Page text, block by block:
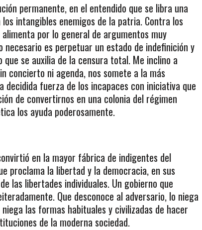
permanente, en el entendido que se libra una
intangibles enemigos de la patria. Contra los
por lo general de argumentos muy
es perpetuar un estado de indefinición y
se auxilia de la censura total. Me inclino a
concierto ni agenda, nos somete a la más
decidida fuerza de los incapaces con iniciativa que
de convertirnos en una colonia del régimen
los ayuda poderosamente.
en la mayor fábrica de indigentes del
proclama la libertad y la democracia, en sus
las libertades individuales. Un gobierno que
Que desconoce al adversario, lo niega
las formas habituales y civilizadas de hacer
de la moderna sociedad.